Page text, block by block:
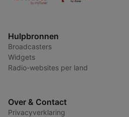
Hulpbronnen
Broadcasters
Widgets
Radio-websites per land
Over & Contact
Privacyverklaring